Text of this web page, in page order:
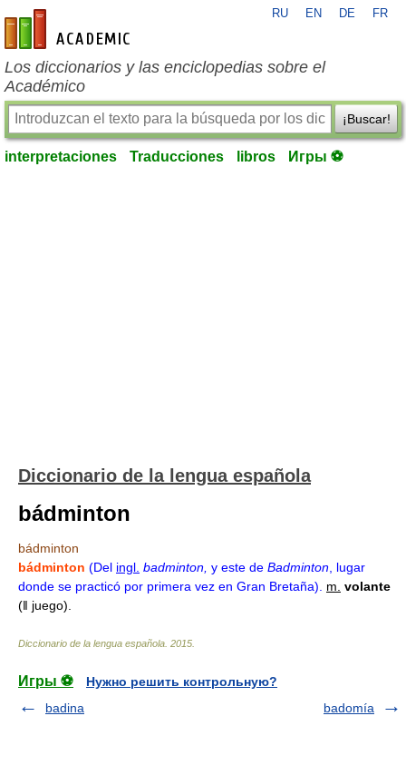
es-academic.com
RU EN DE FR
Los diccionarios y las enciclopedias sobre el
Académico
¡Buscar!
interpretaciones Traducciones libros Игры ⚽
Diccionario de la lengua española
bádminton
bádminton
bádminton (Del ingl. badminton, y este de Badminton , lugar
donde se practicó por primera vez en Gran Bretaña).
m. volante
(ǁ juego).
Diccionario de la lengua española 2015
Игры ⚽
Нужно решить контрольную?
badina
badomía